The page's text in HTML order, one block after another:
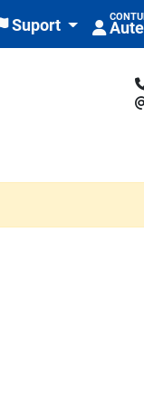
Suport